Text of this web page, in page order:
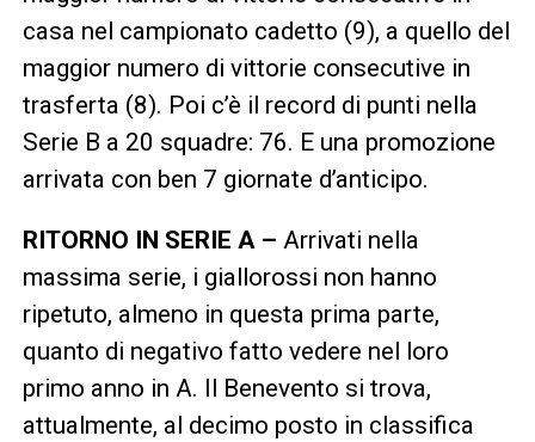
casa nel campionato cadetto (9), a quello del
maggior numero di vittorie consecutive in
trasferta (8). Poi c’è il record di punti nella
Serie B a 20 squadre: 76. E una promozione
arrivata con ben 7 giornate d’anticipo.
RITORNO IN SERIE A – Arrivati nella
massima serie, i giallorossi non hanno
ripetuto, almeno in questa prima parte,
quanto di negativo fatto vedere nel loro
primo anno in A. Il Benevento si trova,
attualmente, al decimo posto in classifica